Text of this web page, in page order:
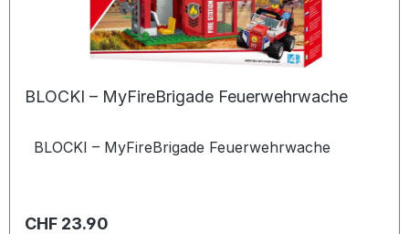
BLOCKI – MyFireBrigade Feuerwehrwache
BLOCKI – MyFireBrigade Feuerwehrwache
Regulärer Preis:
CHF 23.90